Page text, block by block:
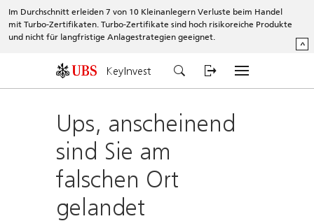
Im Durchschnitt erleiden 7 von 10 Kleinanlegern Verluste beim Handel
mit Turbo-Zertifikaten. Turbo-Zertifikate sind hoch risikoreiche Produkte
und nicht für langfristige Anlagestrategien geeignet.
^
KeyInvest
Ups, anscheinend
sind Sie am
falschen Ort
gelandet